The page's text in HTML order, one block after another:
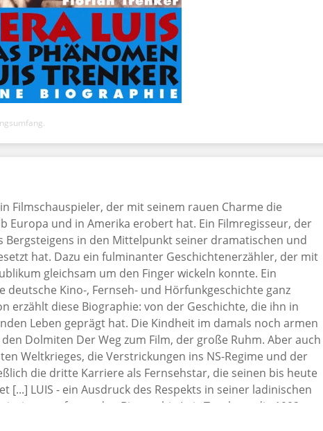
Filmschauspieler, der mit seinem rauen Charme die
Europa und in Amerika erobert hat. Ein Filmregisseur, der
Bergsteigens in den Mittelpunkt seiner dramatischen und
hat. Dazu ein fulminanter Geschichtenerzähler, der mit
gleichsam um den Finger wickeln konnte. Ein
Kino-, Fernseh- und Hörfunkgeschichte ganz
erzählt diese Biographie: von der Geschichte, die ihn in
Leben geprägt hat. Die Kindheit im damals noch armen
Dolmiten Der Weg zum Film, der große Ruhm. Aber auch
Weltkrieges, die Verstrickungen ins NS-Regime und der
die dritte Karriere als Fernsehstar, die seinen bis heute
LUIS - ein Ausdruck des Respekts in seiner ladinischen
umfassenden Biographie Luis Trenkers, die 1992